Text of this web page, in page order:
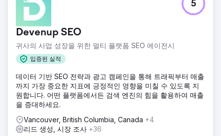
Devenup SEO
귀사의 사업 성장을 위한 멀티 플랫폼 SEO 에이전시
입증된 실적
5
데이터 기반 SEO 전략과 광고 캠페인을 통해 트래픽부터 매출
까지 가장 중요한 지표에 긍정적인 영향을 미칠 수 있도록 지
원합니다. 어떤 플랫폼에서든 검색 엔진의 힘을 활용하여 매출
을 증대하세요.
Vancouver, British Columbia, Canada +4
리드 생성, 시장 조사 +36